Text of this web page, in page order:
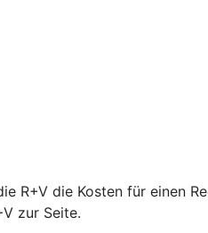
R+V die Kosten für einen
zur Seite.